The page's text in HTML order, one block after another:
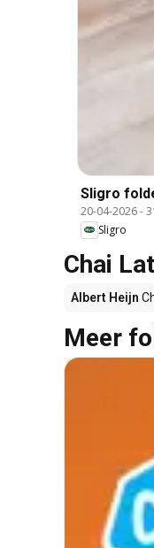
Sligro
20-04-2026-
Sligro
Chai
Albert Heijn
Meer